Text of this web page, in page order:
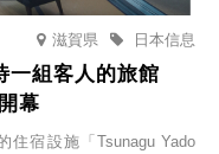
滋賀県 日本信息
一組客人的旅館
幕
宿設施「Tsunagu Yado